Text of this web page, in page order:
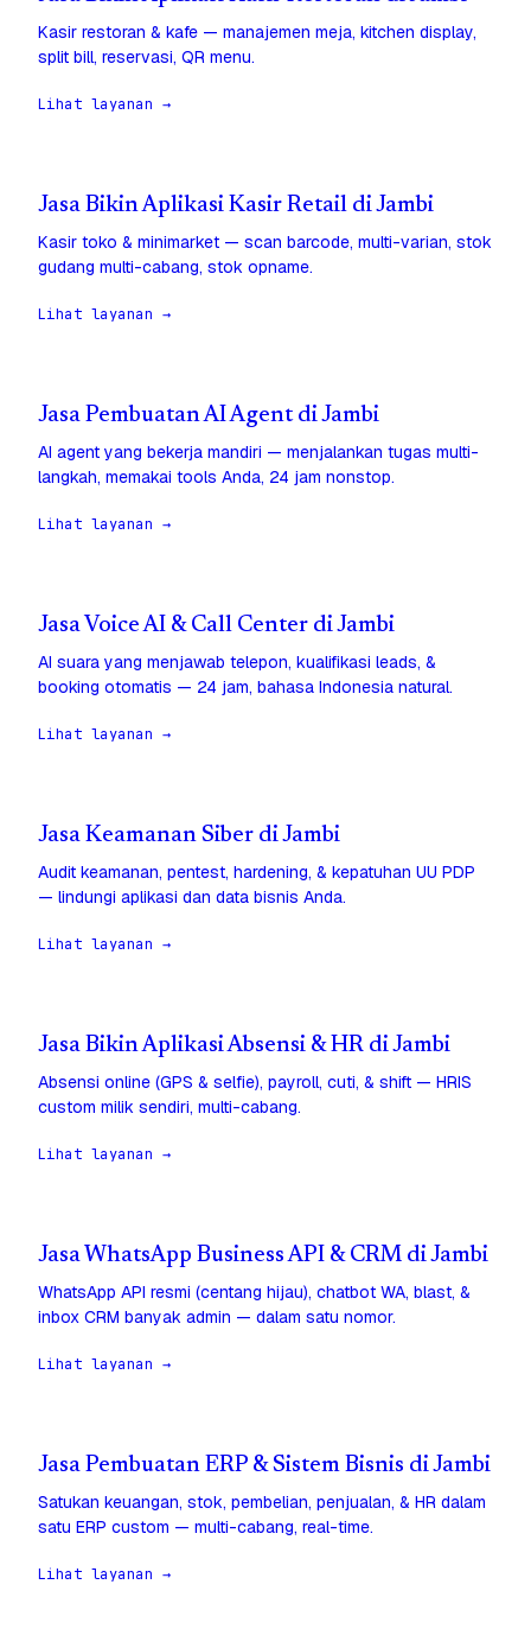
Kasir restoran & kafe — manajemen meja, kitchen display,
split bill, reservasi, QR menu.
Lihat layanan →
Jasa Bikin Aplikasi Kasir Retail di Jambi
Kasir toko & minimarket — scan barcode, multi-varian, stok
gudang multi-cabang, stok opname.
Lihat layanan →
Jasa Pembuatan AI Agent di Jambi
AI agent yang bekerja mandiri — menjalankan tugas multi-
langkah, memakai tools Anda, 24 jam nonstop.
Lihat layanan →
Jasa Voice AI & Call Center di Jambi
AI suara yang menjawab telepon, kualifikasi leads, &
booking otomatis — 24 jam, bahasa Indonesia natural.
Lihat layanan →
Jasa Keamanan Siber di Jambi
Audit keamanan, pentest, hardening, & kepatuhan UU PDP
— lindungi aplikasi dan data bisnis Anda.
Lihat layanan →
Jasa Bikin Aplikasi Absensi & HR di Jambi
Absensi online (GPS & selfie), payroll, cuti, & shift — HRIS
custom milik sendiri, multi-cabang.
Lihat layanan →
Jasa WhatsApp Business API & CRM di Jambi
WhatsApp API resmi (centang hijau), chatbot WA, blast, &
inbox CRM banyak admin — dalam satu nomor.
Lihat layanan →
Jasa Pembuatan ERP & Sistem Bisnis di Jambi
Satukan keuangan, stok, pembelian, penjualan, & HR dalam
satu ERP custom — multi-cabang, real-time.
Lihat layanan →